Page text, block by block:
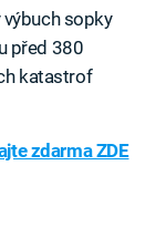
sopky
před 380
katastrof
zdarma ZDE